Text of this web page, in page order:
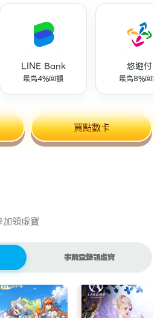
LINE Bank
最高4%回饋
悠遊付
最高8%回饋
買點數卡
領虛寶
事前登錄領虛寶